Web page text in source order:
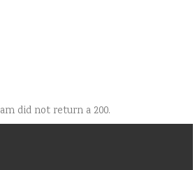
did not return a 200.